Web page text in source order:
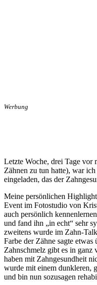
Werbung
Letzte Woche, drei Tage vor
Zähnen zu tun hatte), war
eingeladen, das der
Meine persönlichen
Event im Fotostudio von
auch persönlich
und fand ihn „in echt“ sehr
zweitens wurde im Zahn-
Farbe der Zähne sagte etwas
Zahnschmelz gibt es in ganz
haben mit Zahngesundheit
wurde mit einem dunkleren,
und bin nun sozusagen